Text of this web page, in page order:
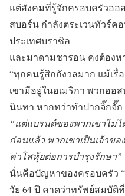
แต่สังคมที่รู้จักครอบครัวออ
สบอร์น กำลังตระเวนทัวร์คอ
ประเทศบราซิล
และมาดามชารอน คงต้องห
“ทุกคนรู้สึกกังวลมาก แม้เรื่
เขามีอยู่ในอเมริกา พวกออ
นินทา หากทว่าทำปากจิ๊กจั๊ก
“แต่แบรนด์ของพวกเขาไม่
ก่อนแล้ว พวกเขาเป็นเจ้าข
ค่าโสหุ้ยต่อการบำรุงรักษา”
นั่นคือปัญหาของครอบครัว
วัย 64 ปี คาดว่าทรัพย์สมบัติ